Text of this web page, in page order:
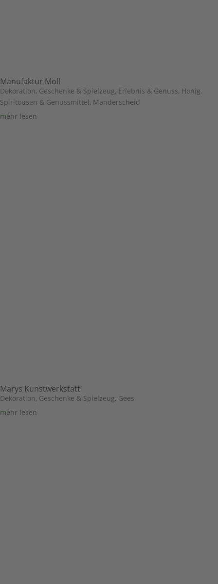
Manufaktur Moll
Dekoration, Geschenke & Spielzeug, Erlebnis & Genuss, Honig,
Spiritousen & Genussmittel, Manderscheid
mehr lesen
Marys Kunstwerkstatt
Dekoration, Geschenke & Spielzeug, Gees
mehr lesen